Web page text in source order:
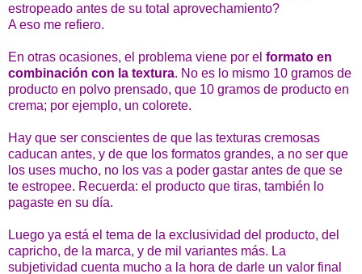
estropeado antes de su total aprovechamiento?
A eso me refiero.
En otras ocasiones, el problema viene por el formato en
combinación con la textura. No es lo mismo 10 gramos de
producto en polvo prensado, que 10 gramos de producto en
crema; por ejemplo, un colorete.
Hay que ser conscientes de que las texturas cremosas
caducan antes, y de que los formatos grandes, a no ser que
los uses mucho, no los vas a poder gastar antes de que se
te estropee. Recuerda: el producto que tiras, también lo
pagaste en su día.
Luego ya está el tema de la exclusividad del producto, del
capricho, de la marca, y de mil variantes más. La
subjetividad cuenta mucho a la hora de darle un valor final